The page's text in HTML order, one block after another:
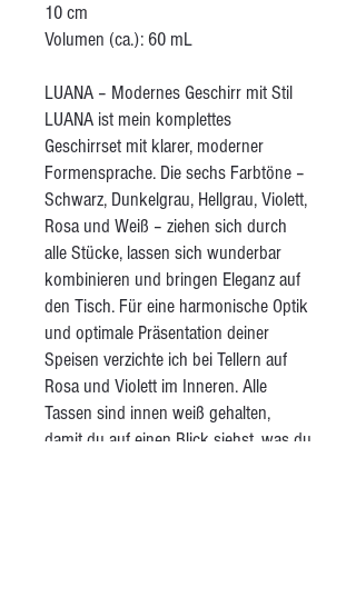
10 cm
Volumen (ca.): 60 mL
LUANA – Modernes Geschirr mit Stil
LUANA ist mein komplettes
Geschirrset mit klarer, moderner
Formensprache. Die sechs Farbtöne –
Schwarz, Dunkelgrau, Hellgrau, Violett,
Rosa und Weiß – ziehen sich durch
alle Stücke, lassen sich wunderbar
kombinieren und bringen Eleganz auf
den Tisch. Für eine harmonische Optik
und optimale Präsentation deiner
Speisen verzichte ich bei Tellern auf
Rosa und Violett im Inneren. Alle
Tassen sind innen weiß gehalten,
damit du auf einen Blick siehst, was du